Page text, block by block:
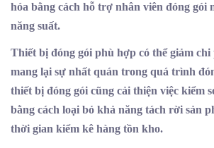
hóa bằng cách hỗ trợ nhân viên đóng gói
năng suất.
Thiết bị đóng gói phù hợp có thể giảm chi
mang lại sự nhất quán trong quá trình
thiết bị đóng gói cũng cải thiện việc kiểm
bằng cách loại bỏ khả năng tách rời sản
thời gian kiểm kê hàng tồn kho.